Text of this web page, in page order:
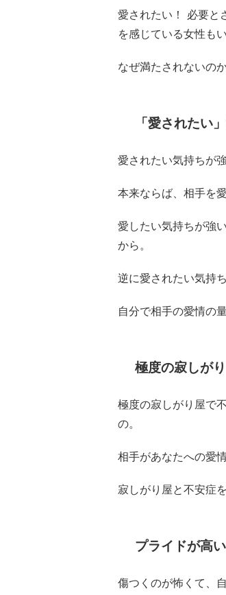
愛されたい！ 必要と
を感じている女性もい
なぜ満たされないの
「愛されたい
愛されたい気持ちが
本来ならば、相手を
愛したい気持ちが強
から。
逆に愛されたい気持
自分で相手の愛情の
極度の寂しが
極度の寂しがり屋で
の。
相手があなたへの愛
寂しがり屋と不安症
プライドが高
傷つくのが怖くて、